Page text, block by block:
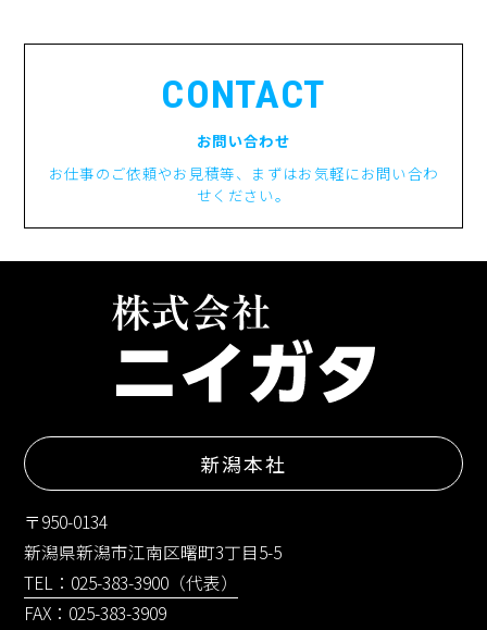
CONTACT
お問い合わせ
お仕事のご依頼やお見積等、まずはお気軽にお問い合わ
せください。
新潟本社
〒950-0134
新潟県新潟市江南区曙町3丁目5-5
TEL：025-383-3900（代表）
FAX：025-383-3909